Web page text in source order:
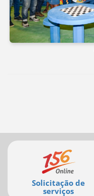
Mais
serviços
Solicitação de
serviços